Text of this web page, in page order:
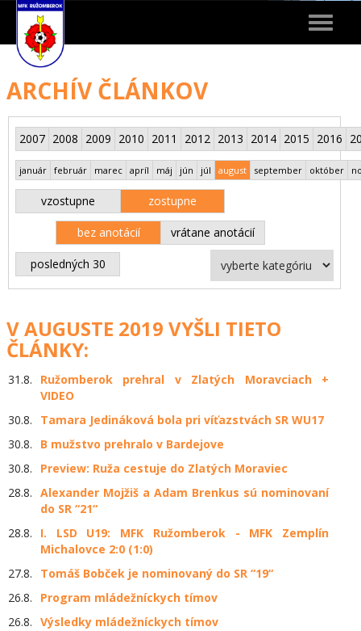
Toggle
ARCHÍV ČLÁNKOV
2007 2008 2009 2010 2011 2012 2013 2014 2015 2016
január február marec apríl máj jún júl august september október
vzostupne zostupne
bez anotácií vrátane anotácií
posledných 30
V AUGUSTE 2019 VYŠLI TIETO
ČLÁNKY:
31.8.
Ružomberok prehral v Zlatých Moravciach +
VIDEO
30.8.
Tamara Jedináková bola pri víťazstvách SR WU17
30.8.
B mužstvo prehralo v Bardejove
30.8.
Preview: Ruža cestuje do Zlatých Moraviec
28.8. Alexander Mojžiš a Adam Brenkus sú nominovaní
do SR “21“
28.8.
I. LSD U19: MFK Ružomberok - MFK Zemplín
Michalovce 2:0 (1:0)
27.8.
Tomáš Bobček je nominovaný do SR “19“
26.8.
Program mládežníckych tímov
26.8. Výsledky mládežníckych tímov